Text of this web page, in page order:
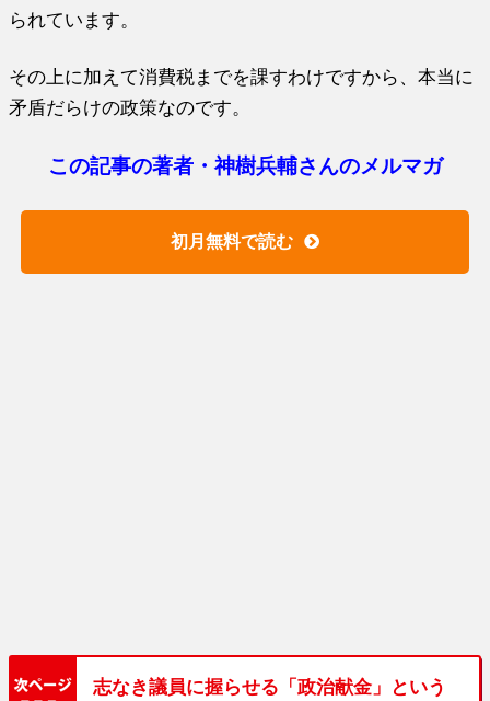
られています。
その上に加えて消費税までを課すわけですから、本当に
矛盾だらけの政策なのです。
この記事の著者・神樹兵輔さんのメルマガ
初月無料で読む
志なき議員に握らせる「政治献金」という